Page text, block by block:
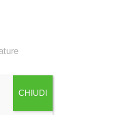
CHIUDI